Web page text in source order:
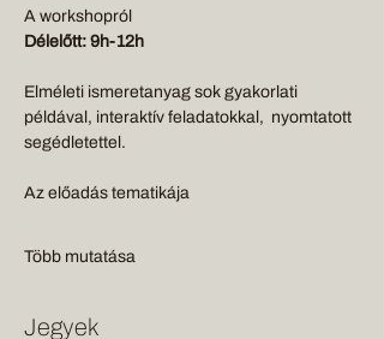
A workshopról
Délelőtt: 9h-12h
Elméleti ismeretanyag sok gyakorlati
példával, interaktív feladatokkal,  nyomtatott
segédletettel.
Az előadás tematikája
Több mutatása
Jegyek